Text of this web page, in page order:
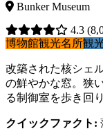
Bunker Museum
4.3
博物館観光名所観
改築された核シェ
の鮮やかな窓。狭
る制御室を歩き回
クイックファクト :